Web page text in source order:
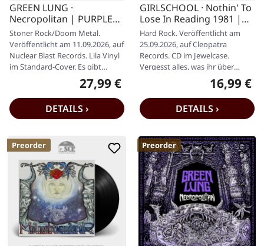
GREEN LUNG ·
Necropolitan | PURPLE
LP
Stoner Rock/Doom Metal.
Veröffentlicht am 11.09.2026, auf
Nuclear Blast Records. Lila Vinyl
im Standard-Cover. Es gibt
Bands, die schwere Musik…Regulärer Preis:
27,99 €
DETAILS ›
GIRLSCHOOL · Nothin' To
Lose In Reading 1981 |
CD
Hard Rock. Veröffentlicht am
25.09.2026, auf Cleopatra
Records. CD im Jewelcase.
Vergesst alles, was ihr über
sterile Live-Mitschnitte zuRegulärer
16,99 €
DETAILS ›
Preorder Preorder